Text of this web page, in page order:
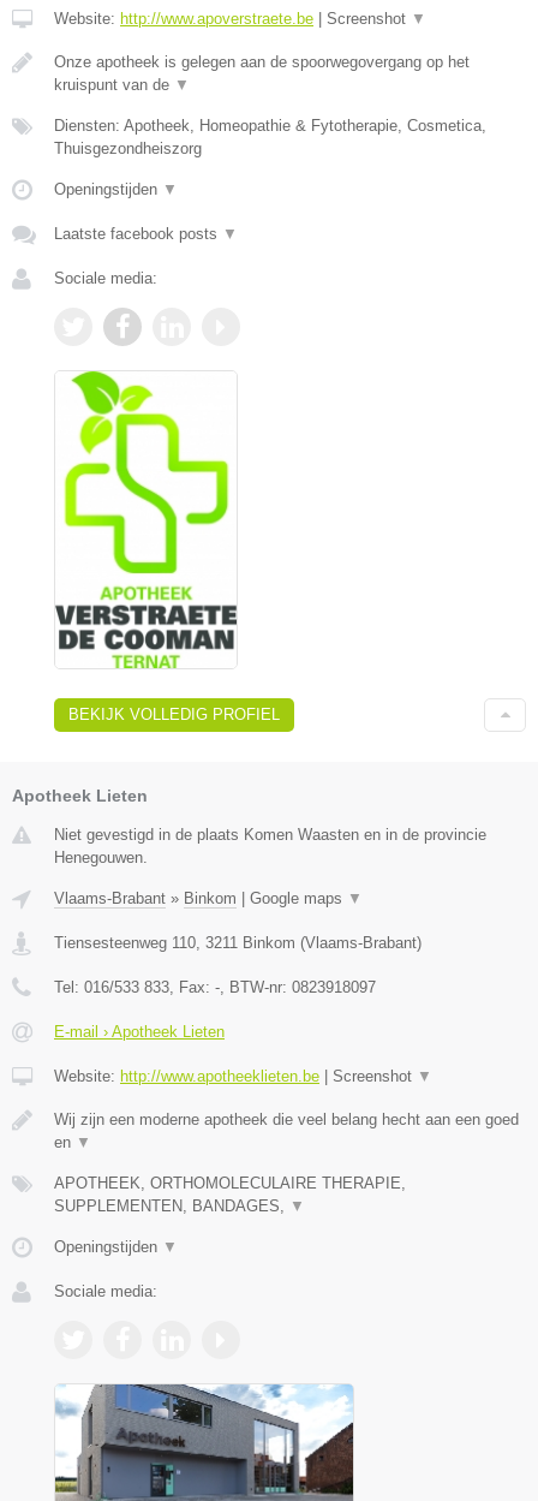
Website: http://www.apoverstraete.be Screenshot ▼
Onze apotheek is gelegen aan de spoorwegovergang op het
kruispunt van de ▼
Diensten: Apotheek, Homeopathie & Fytotherapie, Cosmetica,
Thuisgezondheiszorg
Openingstijden ▼
Laatste facebook posts ▼
Sociale media:
BEKIJK VOLLEDIG PROFIEL
Apotheek Lieten
Niet gevestigd in de plaats Komen Waasten en in de provincie
Henegouwen.
Vlaams-Brabant » Binkom Google maps ▼
Tiensesteenweg 110 3211 Binkom (Vlaams-Brabant)
Tel: 016/533 833 , Fax: - , BTW-nr: 0823918097
E-mail › Apotheek Lieten
Website: http://www.apotheeklieten.be Screenshot ▼
Wij zijn een moderne apotheek die veel belang hecht aan een goed
en ▼
APOTHEEK, ORTHOMOLECULAIRE THERAPIE,
SUPPLEMENTEN, BANDAGES,
▼
Openingstijden ▼
Sociale media: